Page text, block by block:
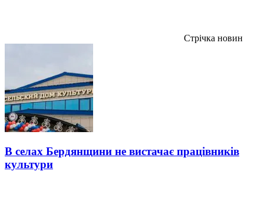
Стрічка новин
В селах Бердянщини не вистачає працівників
культури